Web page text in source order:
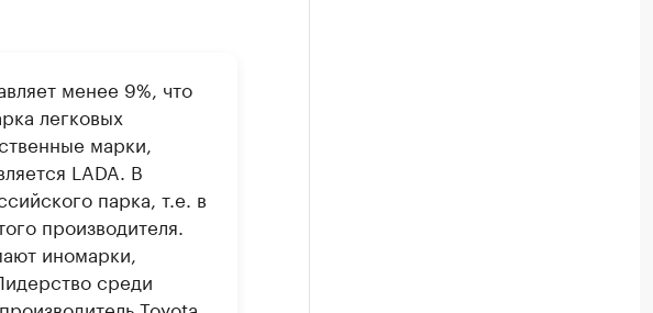
менее 9%, что
легковых
марки,
LADA. В
парка, т.е. в
производителя.
иномарки,
среди